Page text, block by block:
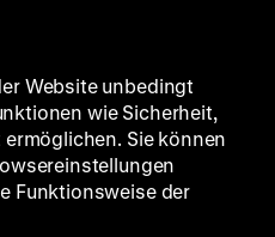
Website unbedingt
wie Sicherheit,
Sie können
Funktionsweise der